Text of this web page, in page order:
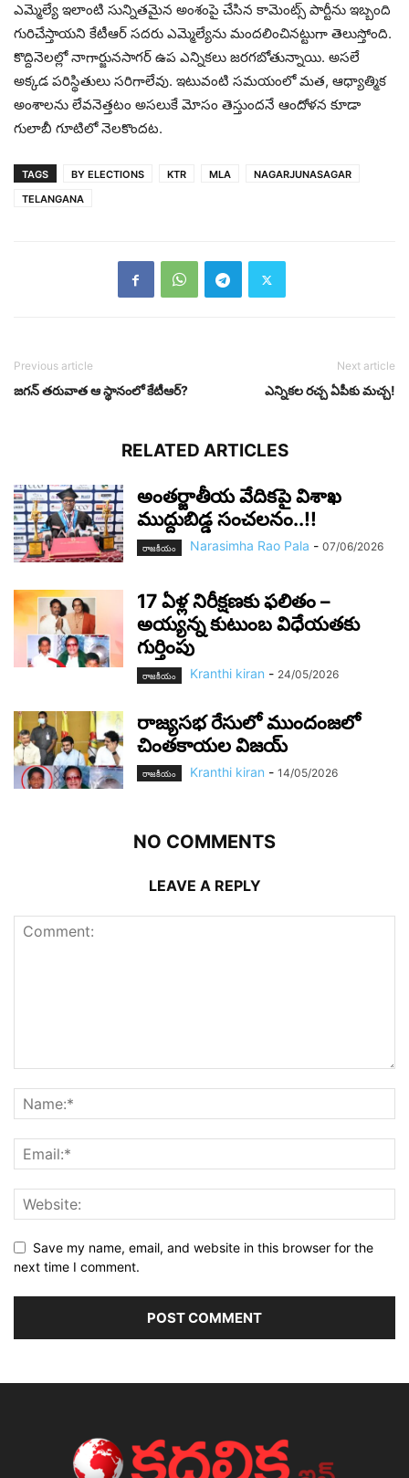
ఎమ్మెల్యే ఇలాంటి సున్నిత‌మైన అంశంపై చేసిన కామెంట్స్ పార్టీను ఇబ్బంది
గురిచేస్తాయ‌ని కేటీఆర్ స‌ద‌రు ఎమ్మెల్యేను మంద‌లించిన‌ట్టుగా తెలుస్తోంది.
కొద్దినెల‌ల్లో నాగార్జున‌సాగ‌ర్ ఉప ఎన్నిక‌లు జ‌ర‌గ‌బోతున్నాయి. అస‌లే
అక్క‌డ ప‌రిస్థితులు స‌రిగాలేవు. ఇటువంటి స‌మ‌యంలో మ‌త‌, ఆధ్యాత్మిక
అంశాల‌ను లేవ‌నెత్త‌టం అస‌లుకే మోసం తెస్తుంద‌నే ఆందోళ‌న కూడా
గులాబీ గూటిలో నెల‌కొంద‌ట‌.
TAGS BY ELECTIONS KTR MLA
NAGARJUNASAGAR
TELANGANA
Previous article
జ‌గ‌న్ త‌రువాత ఆ స్థానంలో కేటీఆర్‌?
Next article
ఎన్నిక‌ల ర‌చ్చ ఏపీకు మ‌చ్చ‌!
RELATED ARTICLES
అంతర్జాతీయ వేదికపై విశాఖ
ముద్దుబిడ్డ సంచలనం..!!
రాజ‌కీయం Narasimha Rao Pala - 07/06/2026
17 ఏళ్ల నిరీక్షణకు ఫలితం –
అయ్యన్న కుటుంబ విధేయతకు
గుర్తింపు
రాజ‌కీయం Kranthi kiran - 24/05/2026
రాజ్యసభ రేసులో ముందంజలో
చింతకాయల విజయ్
రాజ‌కీయం Kranthi kiran - 14/05/2026
NO COMMENTS
LEAVE A REPLY
Save my name, email, and website in this browser for the
next time I comment.